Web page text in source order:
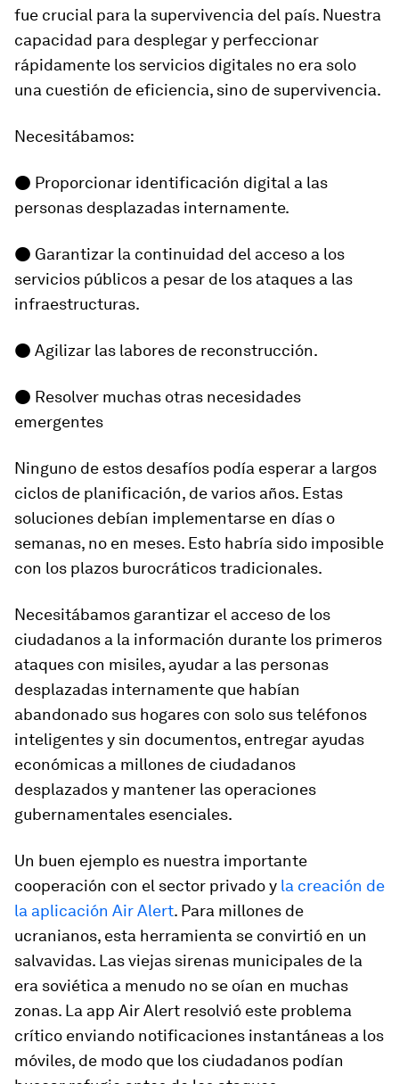
fue crucial para la supervivencia del país. Nuestra
capacidad para desplegar y perfeccionar
rápidamente los servicios digitales no era solo
una cuestión de eficiencia, sino de supervivencia.
Necesitábamos:
● Proporcionar identificación digital a las
personas desplazadas internamente.
● Garantizar la continuidad del acceso a los
servicios públicos a pesar de los ataques a las
infraestructuras.
● Agilizar las labores de reconstrucción.
● Resolver muchas otras necesidades
emergentes
Ninguno de estos desafíos podía esperar a largos
ciclos de planificación, de varios años. Estas
soluciones debían implementarse en días o
semanas, no en meses. Esto habría sido imposible
con los plazos burocráticos tradicionales.
Necesitábamos garantizar el acceso de los
ciudadanos a la información durante los primeros
ataques con misiles, ayudar a las personas
desplazadas internamente que habían
abandonado sus hogares con solo sus teléfonos
inteligentes y sin documentos, entregar ayudas
económicas a millones de ciudadanos
desplazados y mantener las operaciones
gubernamentales esenciales.
Un buen ejemplo es nuestra importante
cooperación con el sector privado y la creación de
la aplicación Air Alert. Para millones de
ucranianos, esta herramienta se convirtió en un
salvavidas. Las viejas sirenas municipales de la
era soviética a menudo no se oían en muchas
zonas. La app Air Alert resolvió este problema
crítico enviando notificaciones instantáneas a los
móviles, de modo que los ciudadanos podían